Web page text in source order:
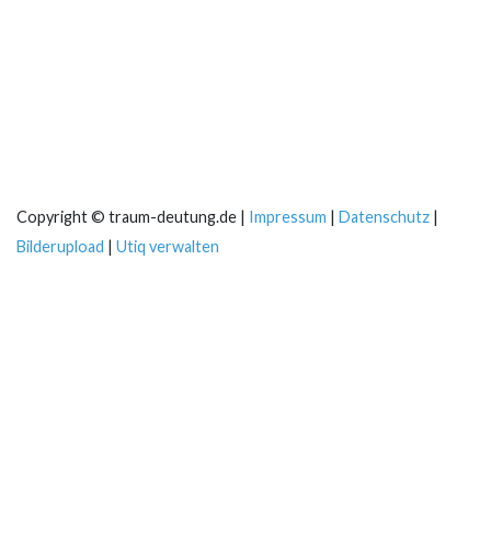
Copyright © traum-deutung.de | Impressum | Datenschutz |
Bilderupload | Utiq verwalten